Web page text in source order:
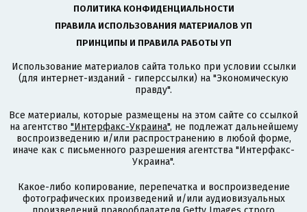
ПОЛИТИКА КОНФИДЕНЦИАЛЬНОСТИ
ПРАВИЛА ИСПОЛЬЗОВАНИЯ МАТЕРИАЛОВ УП
ПРИНЦИПЫ И ПРАВИЛА РАБОТЫ УП
Использование материалов сайта только при условии ссылки
(для интернет-изданий - гиперссылки) на "Экономическую
правду".
Все материалы, которые размещены на этом сайте со ссылкой
на агентство "Интерфакс-Украина", не подлежат дальнейшему
воспроизведению и/или распространению в любой форме,
иначе как с письменного разрешения агентства "Интерфакс-
Украина".
Какое-либо копирование, перепечатка и воспроизведение
фотографических произведений и/или аудиовизуальных